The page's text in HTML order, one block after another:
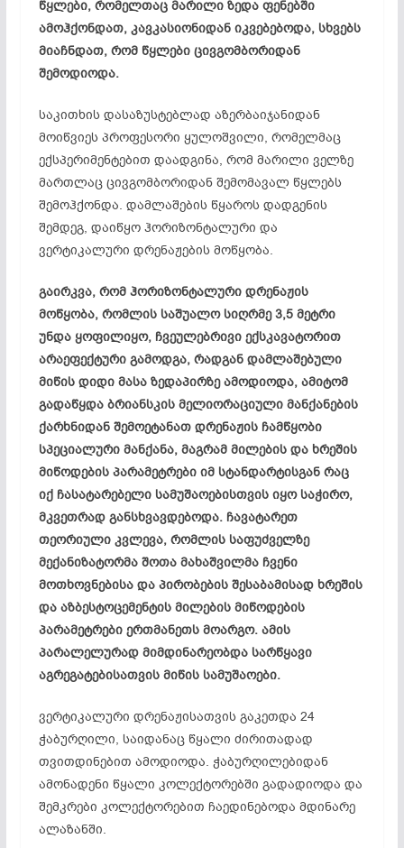
წყლები, რომელთაც მარილი ზედა ფენებში
ამოჰქონდათ, კავკასიონიდან იკვებებოდა, სხვებს
მიაჩნდათ, რომ წყლები ცივგომბორიდან
შემოდიოდა.
საკითხის დასაზუსტებლად აზერბაიჯანიდან
მოიწვიეს პროფესორი ყულოშვილი, რომელმაც
ექსპერიმენტებით დაადგინა, რომ მარილი ველზე
მართლაც ცივგომბორიდან შემომავალ წყლებს
შემოჰქონდა. დამლაშების წყაროს დადგენის
შემდეგ, დაიწყო ჰორიზონტალური და
ვერტიკალური დრენაჟების მოწყობა.
გაირკვა, რომ ჰორიზონტალური დრენაჟის
მოწყობა, რომლის საშუალო სიღრმე 3,5 მეტრი
უნდა ყოფილიყო, ჩვეულებრივი ექსკავატორით
არაეფექტური გამოდგა, რადგან დამლაშებული
მიწის დიდი მასა ზედაპირზე ამოდიოდა, ამიტომ
გადაწყდა ბრიანსკის მელიორაციული მანქანების
ქარხნიდან შემოეტანათ დრენაჟის ჩამწყობი
სპეციალური მანქანა, მაგრამ მილების და ხრეშის
მიწოდების პარამეტრები იმ სტანდარტისგან რაც
იქ ჩასატარებელი სამუშაოებისთვის იყო საჭირო,
მკვეთრად განსხვავდებოდა. ჩავატარეთ
თეორიული კვლევა, რომლის საფუძველზე
მექანიზატორმა შოთა მახაშვილმა ჩვენი
მოთხოვნებისა და პირობების შესაბამისად ხრეშის
და აზბესტოცემენტის მილების მიწოდების
პარამეტრები ერთმანეთს მოარგო. ამის
პარალელურად მიმდინარეობდა სარწყავი
აგრეგატებისათვის მიწის სამუშაოები.
ვერტიკალური დრენაჟისათვის გაკეთდა 24
ჭაბურღილი, საიდანაც წყალი ძირითადად
თვითდინებით ამოდიოდა. ჭაბურღილებიდან
ამონადენი წყალი კოლექტორებში გადადიოდა და
შემკრები კოლექტორებით ჩაედინებოდა მდინარე
ალაზანში.